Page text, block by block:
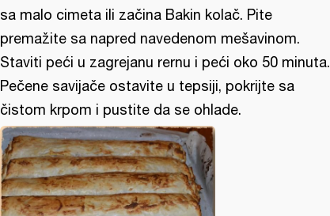
sa malo cimeta ili začina Bakin kolač. Pite
premažite sa napred navedenom mešavinom.
Staviti peći u zagrejanu rernu i peći oko 50 minuta.
Pečene savijače ostavite u tepsiji, pokrijte sa
čistom krpom i pustite da se ohlade.